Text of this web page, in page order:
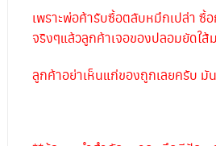
เพราะพ่อค้ารับซื้อตลับหมึกเปล่า ซื้
จริงๆแล้วลูกค้าเจอของปลอมยัดใส้
ลูกค้าอย่าเห็นแก่ของถูกเลยครับ